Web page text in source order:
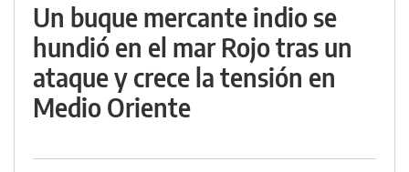
Un buque mercante indio se
hundió en el mar Rojo tras un
ataque y crece la tensión en
Medio Oriente